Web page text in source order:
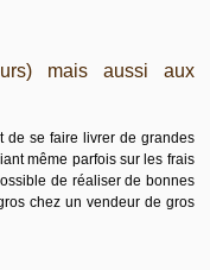
mais aussi aux
de se faire livrer de grandes
même parfois sur les frais
de réaliser de bonnes
chez un vendeur de gros